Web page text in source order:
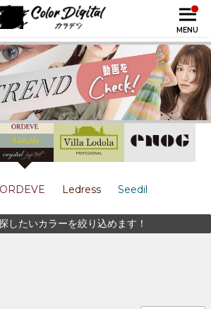
MENU
ORDEVE Ledress Seedil
したいカラーを絞り込めます！